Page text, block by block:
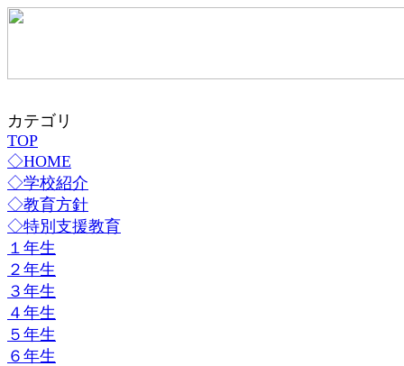
カテゴリ
TOP
◇HOME
◇学校紹介
◇教育方針
◇特別支援教育
１年生
２年生
３年生
４年生
５年生
６年生